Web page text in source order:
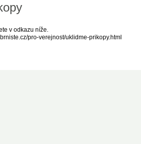
v odkazu níže.
pro-verejnost/uklidme-prikopy.html